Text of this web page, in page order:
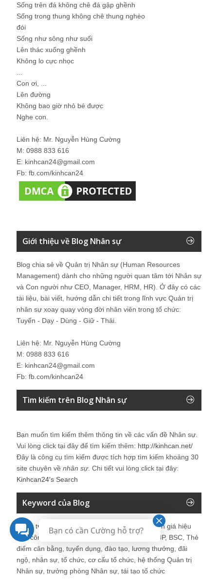
Sống trên đá không chê đá gập ghềnh
Sống trong thung không chê thung nghèo
đói
Sống như sông như suối
Lên thác xuống ghềnh
Không lo cực nhọc
Con ơi, ...
Lên đường
Không bao giờ nhỏ bé được
Nghe con.
Liên hệ: Mr. Nguyễn Hùng Cường
M: 0988 833 616
E: kinhcan24@gmail.com
Fb: fb.com/kinhcan24
Giới thiệu về Blog Nhân sự
Blog chia sẻ về Quản trị Nhân sự (Human Resources
Management) dành cho những người quan tâm tới Nhân sự
và Con người như CEO, Manager, HRM, HR). Ở đây có các
tài liệu, bài viết, hướng dẫn chi tiết trong lĩnh vực Quản trị
nhân sự xoay quay vòng đời nhân viên trong tổ chức:
Tuyển - Dạy - Dùng - Giữ - Thải.
Liên hệ: Mr. Nguyễn Hùng Cường
M: 0988 833 616
E: kinhcan24@gmail.com
Fb: fb.com/kinhcan24
Tìm kiếm trên Blog Nhân sự
Bạn muốn tìm kiếm thêm thông tin về các vấn đề Nhân sự
Vui lòng click tại đây để tìm kiếm thêm: http://kinhcan.net/
Đây là công cụ tìm kiếm được tích hợp tìm kiếm khoảng 30
site chuyên về nhân sự. Chi tiết vui lòng click tại đây:
Kinhcan24′s Search
Keyword của Blog
Quản trị nhân sự, Human Resources, KPI, Đánh giá hiệu
quả công việc, chính sách lương, CnB, lương 3P, BSC, Thẻ
điểm cân bằng, tuyển dụng, đào tạo, lương thưởng, đãi
ngộ, nhân sự, tổ chức, cơ cấu tổ chức, hệ thống Quản trị
Nhân sự, trưởng phòng Nhân sự, tái tạo tổ chức
Bạn có cần Cường hỗ trợ?